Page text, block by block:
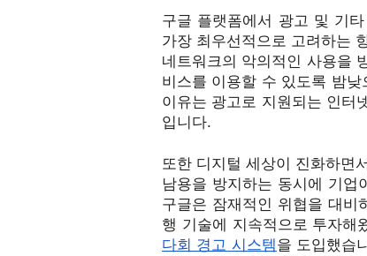
구글 플랫폼에서 광고 및 기
가장 최우선적으로 고려하는
네트워크의 악의적인 사용을
비스를 이용할 수 있도록 밤
이유는 광고로 지원되는 인터
입니다.
또한 디지털 세상이 진화하면
남용을 방지하는 동시에 기업
구글은 잠재적인 위협을 대비
행 기술에 지속적으로 투자해
다회 경고 시스템을 도입했습